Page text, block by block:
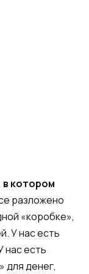
котором
разложено
«коробке»,
У нас есть
нас есть
для денег,